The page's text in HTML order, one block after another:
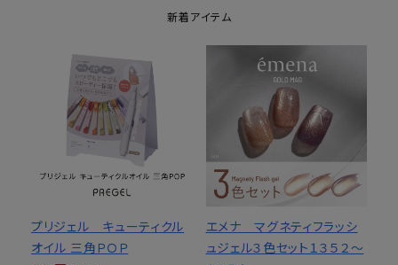
新着アイテム
プリジェル キューティクル
オイル 三角ＰＯＰ
エメナ マグネティフラッシ
ュジェル３色セット１３５２～